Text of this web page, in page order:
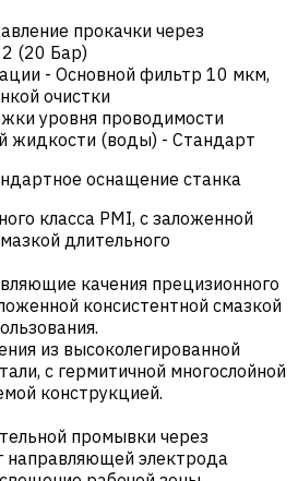
прокачки через
2 (20 Бар)
- Основной фильтр 10 мкм,
очистки
уровня проводимости
жидкости (воды) - Стандарт
оснащение станка
класса PMI, с заложенной
длительного
качения прецизионного
консистентной смазкой
из высоколегированной
с гермитичной многослойной
конструкцией.
промывки через
направляющей электрода